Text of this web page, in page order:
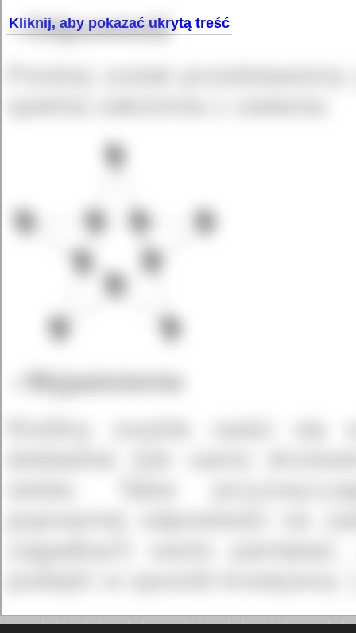
Odpowiedź
Wyjaśnienie